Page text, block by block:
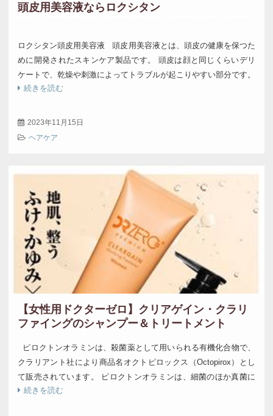
頭皮用美容液ならロクシタン
ロクシタン頭皮用美容液 頭皮用美容液とは、頭皮の健康を保つた
めに開発されたスキンケア製品です。 頭皮は顔と同じくらいデリ
ケートで、乾燥や刺激によってトラブルが起こりやすい部分です。
頭皮用美容液は、頭皮の水 […]
続きを読む
2023年11月15日
ヘアケア
【女性用ドクターゼロ】クリアゲイン・クラリ
ファイングのシャンプー＆トリートメント
ピロクトンオラミンは、殺菌薬として用いられる有機化合物で、
クラリアント社により商品名オクトピロックス（Octopirox）とし
て販売されています。 ピロクトンオラミンは、細菌のほか真菌に
対する効果も高いため […]
続きを読む